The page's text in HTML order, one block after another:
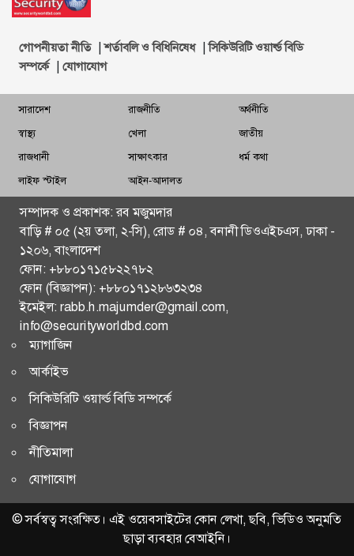
প্রধানমন্ত্রী
ভারতে ক্ষুব্ধ তরুণদের হাতে মার খাচ্ছে ‘গোদি মিডিয়ার’
সাংবাদিকরা
কাফরুলে দুর্বৃত্তদের এলোপাতাড়ি গুলিতে যুবদল কর্মী নিহত,
আহত ২
বায়ু ও শব্দদূষণ রোধে কঠোর পদক্ষেপের নির্দেশ প্রধানমন্ত্রীর
‘ঢাকা-চট্টগ্রামসহ গুরুত্বপূর্ণ রুটে চলবে চীনের বুলেট ট্রেন’
খুলে দেওয়া হয়েছে কাপ্তাই বাঁধের ১৬ জলকপাট
রাজধানীর আরও ৫০ স্থানে স্বয়ংক্রিয় ট্রাফিক সিগন্যাল চালুর
নির্দেশ প্রধানমন্ত্রীর
পূর্ণমাত্রায় অভিযানের হুঁশিয়ারি ইরানের
গাজায় ইসরায়েলি হামলা, নিহত অন্তত ১৪
চট্টগ্রাম বিভাগ ছাড়া সারা দেশে এইচএসসি পরীক্ষা চলবে: শিক্ষা
গোপনীয়তা নীতি |শর্তাবলি ও বিধিনিষেধ |সিকিউরিটি ওয়ার্ল্ড বিডি
সম্পর্কে | যোগাযোগ
সারাদেশ রাজনীতি
অর্থনীতি
স্বাস্থ্য
খেলা
জাতীয়
রাজধানী
সাক্ষাৎকার
ধর্ম কথা
লাইফ স্টাইল
আইন-আদালত
সম্পাদক ও প্রকাশক: রব মজুমদার
বাড়ি # ০৫ (২য় তলা, ২-সি), রোড # ০৪, বনানী ডিওএইচএস, ঢাকা -
১২০৬, বাংলাদেশ
ফোন: +৮৮০১৭১৫৮২২৭৮২
ফোন (বিজ্ঞাপন): +৮৮০১৭১২৮৬৩২৩৪
ইমেইল: rabb.h.majumder@gmail.com,
info@securityworldbd.com
ম্যাগাজিন
আর্কাইভ
সিকিউরিটি ওয়ার্ল্ড বিডি সম্পর্কে
বিজ্ঞাপন
নীতিমালা
যোগাযোগ
© সর্বস্বত্ব সংরক্ষিত। এই ওয়েবসাইটের কোন লেখা, ছবি, ভিডিও অনুমতি
ছাড়া ব্যবহার বেআইনি।